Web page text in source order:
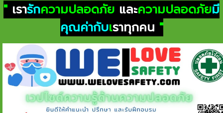
" เรารักความปลอดภัย และความปลอดภัยมี
คุณค่ากับเราทุกคน "